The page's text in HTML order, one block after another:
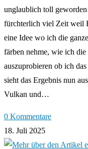
unglaublich toll
fürchterlich viel Zeit weil
eine Idee wo ich die
färben nehme, wie ich
auszuprobieren ob ich
sieht das Ergebnis nun
Vulkan und…
0 Kommentare
18. Juli 2025